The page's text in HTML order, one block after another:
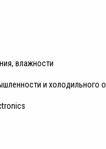
влажности
и холодильного